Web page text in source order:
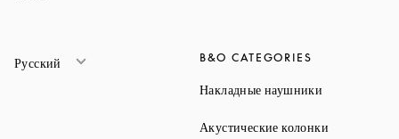
Русский B&O CATEGORIES
Накладные наушники
Акустические колонки